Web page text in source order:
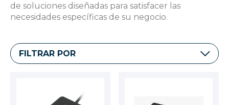
de soluciones diseñadas para satisfacer las
necesidades específicas de su negocio.
FILTRAR POR